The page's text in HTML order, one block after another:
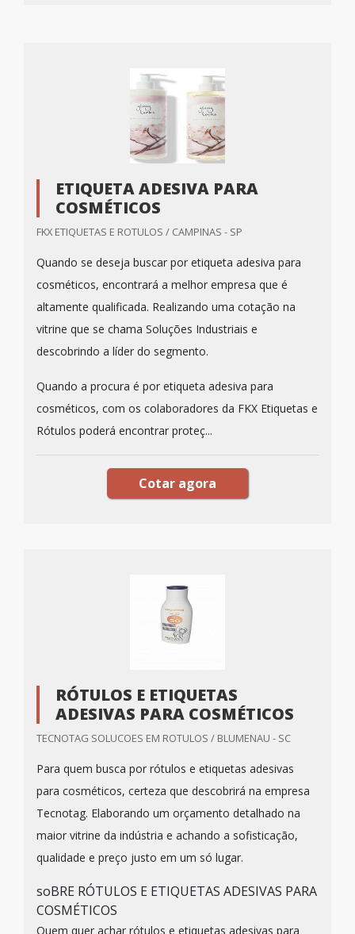
ETIQUETA ADESIVA PARA
COSMÉTICOS
FKX ETIQUETAS E ROTULOS / CAMPINAS - SP
Quando se deseja buscar por etiqueta adesiva para
cosméticos, encontrará a melhor empresa que é
altamente qualificada. Realizando uma cotação na
vitrine que se chama Soluções Industriais e
descobrindo a líder do segmento.
Quando a procura é por etiqueta adesiva para
cosméticos, com os colaboradores da FKX Etiquetas e
Rótulos poderá encontrar proteç...
Cotar agora
RÓTULOS E ETIQUETAS
ADESIVAS PARA COSMÉTICOS
TECNOTAG SOLUCOES EM ROTULOS / BLUMENAU - SC
Para quem busca por rótulos e etiquetas adesivas
para cosméticos, certeza que descobrirá na empresa
Tecnotag. Elaborando um orçamento detalhado na
maior vitrine da indústria e achando a sofisticação,
qualidade e preço justo em um só lugar.
soBRE RÓTULOS E ETIQUETAS ADESIVAS PARA
COSMÉTICOS
Quem quer achar rótulos e etiquetas adesivas para